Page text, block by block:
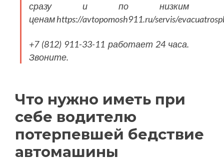
сразу и по низким
ценам https://avtopomosh911.ru/servis/
+7 (812) 911-33-11 работает 24 часа.
Звоните.
Что нужно иметь при
себе водителю
потерпевшей бедствие
автомашины